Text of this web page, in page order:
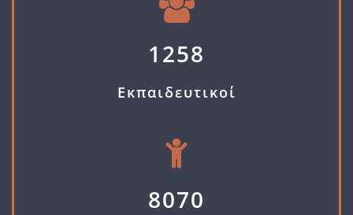
1258
Εκπαιδευτικοί
8070